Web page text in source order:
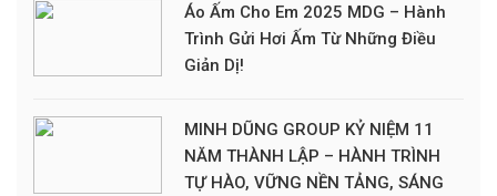
Áo Ấm Cho Em 2025 MDG – Hành
Trình Gửi Hơi Ấm Từ Những Điều
Giản Dị!
MINH DŨNG GROUP KỶ NIỆM 11
NĂM THÀNH LẬP – HÀNH TRÌNH
TỰ HÀO, VỮNG NỀN TẢNG, SÁNG